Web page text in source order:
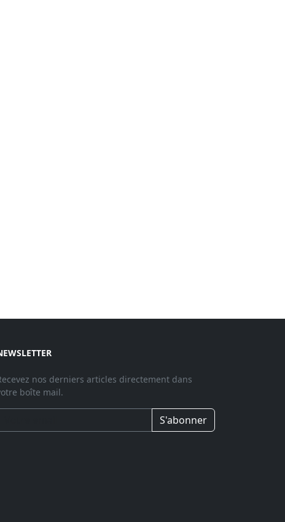
nos derniers articles directement dans
boîte mail.
S'abonner